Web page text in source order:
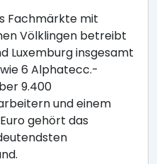
Fachmärkte mit
Völklingen betreibt
Luxemburg insgesamt
6 Alphatecc.-
9.400
und einem
gehört das